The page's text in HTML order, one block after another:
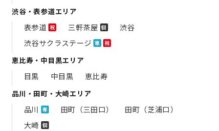
渋谷・表参道エリア
表参道 祝 三軒茶屋 個
渋谷
渋谷サクラステージ 専 祝
恵比寿・中目黒エリア
目黒 中目黒 恵比寿
品川・田町・大崎エリア
品川 専 田町（三田口）
田町（芝浦口）
大崎 個